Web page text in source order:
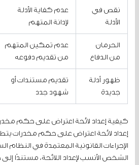
نقص في
الأدلة
عدم كفاية الأدلة
لإدانة المتهم
الحرمان
من الدفاع
عدم تمكين المتهم
من تقديم دفوعه
ظهور أدلة
جديدة
تقديم مستندات أو
شهود جدد
كيفية إعداد لائحة اعتراض على حكم
إعداد لائحة اعتراض على حكم مخدرات
الإجراءات القانونية المعتمدة في
الشخص الأنسب لإعداد اللائحة، مستندًا إلى